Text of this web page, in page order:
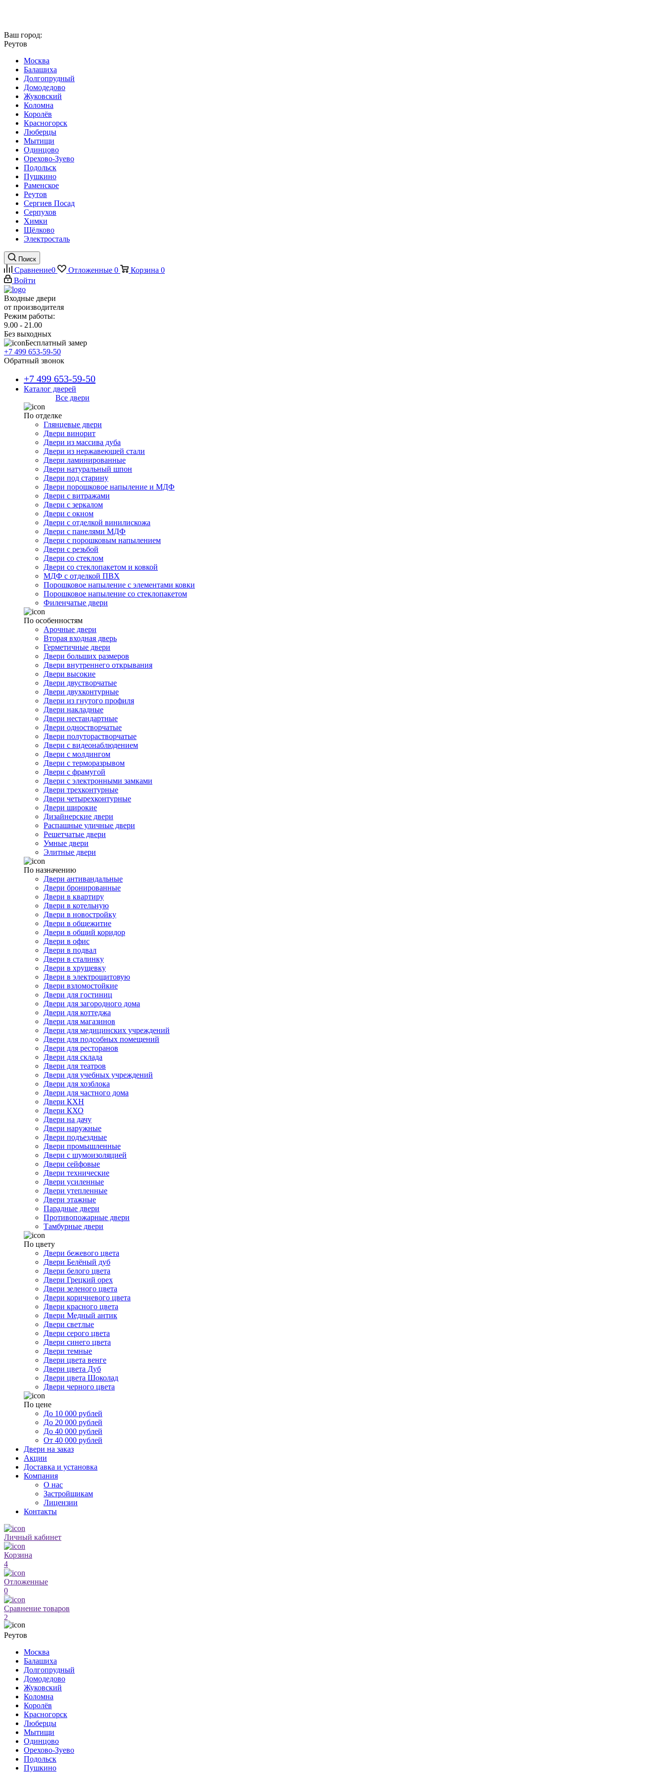
Ваш город:
Реутов
Москва
Балашиха
Долгопрудный
Домодедово
Жуковский
Коломна
Королёв
Красногорск
Люберцы
Мытищи
Одинцово
Орехово-Зуево
Подольск
Пушкино
Раменское
Реутов
Сергиев Посад
Серпухов
Химки
Щёлково
Электросталь
Поиск
Сравнение0 Отложенные 0 Корзина 0
Войти
Входные двери
от производителя
Режим работы:
9.00 - 21.00
Без выходных
Бесплатный замер
+7 499 653-59-50
Обратный звонок
+7 499 653-59-50
Каталог дверей
Все двери
По отделке
Глянцевые двери
Двери винорит
Двери из массива дуба
Двери из нержавеющей стали
Двери ламинированные
Двери натуральный шпон
Двери под старину
Двери порошковое напыление и МДФ
Двери с витражами
Двери с зеркалом
Двери с окном
Двери с отделкой винилискожа
Двери с панелями МДФ
Двери с порошковым напылением
Двери с резьбой
Двери со стеклом
Двери со стеклопакетом и ковкой
МДФ с отделкой ПВХ
Порошковое напыление с элементами ковки
Порошковое напыление со стеклопакетом
Филенчатые двери
По особенностям
Арочные двери
Вторая входная дверь
Герметичные двери
Двери больших размеров
Двери внутреннего открывания
Двери высокие
Двери двустворчатые
Двери двухконтурные
Двери из гнутого профиля
Двери накладные
Двери нестандартные
Двери одностворчатые
Двери полуторастворчатые
Двери с видеонаблюдением
Двери с молдингом
Двери с терморазрывом
Двери с фрамугой
Двери с электронными замками
Двери трехконтурные
Двери четырехконтурные
Двери широкие
Дизайнерские двери
Распашные уличные двери
Решетчатые двери
Умные двери
Элитные двери
По назначению
Двери антивандальные
Двери бронированные
Двери в квартиру
Двери в котельную
Двери в новостройку
Двери в общежитие
Двери в общий коридор
Двери в офис
Двери в подвал
Двери в сталинку
Двери в хрущевку
Двери в электрощитовую
Двери взломостойкие
Двери для гостиниц
Двери для загородного дома
Двери для коттеджа
Двери для магазинов
Двери для медицинских учреждений
Двери для подсобных помещений
Двери для ресторанов
Двери для склада
Двери для театров
Двери для учебных учреждений
Двери для хозблока
Двери для частного дома
Двери КХН
Двери КХО
Двери на дачу
Двери наружные
Двери подъездные
Двери промышленные
Двери с шумоизоляцией
Двери сейфовые
Двери технические
Двери усиленные
Двери утепленные
Двери этажные
Парадные двери
Противопожарные двери
Тамбурные двери
По цвету
Двери бежевого цвета
Двери Белёный дуб
Двери белого цвета
Двери Грецкий орех
Двери зеленого цвета
Двери коричневого цвета
Двери красного цвета
Двери Медный антик
Двери светлые
Двери серого цвета
Двери синего цвета
Двери темные
Двери цвета венге
Двери цвета Дуб
Двери цвета Шоколад
Двери черного цвета
По цене
До 10 000 рублей
До 20 000 рублей
До 40 000 рублей
От 40 000 рублей
Двери на заказ
Акции
Доставка и установка
Компания
О нас
Застройщикам
Лицензии
Контакты
Личный кабинет
Корзина
4
Отложенные
0
Сравнение товаров
2
Реутов
Москва
Балашиха
Долгопрудный
Домодедово
Жуковский
Коломна
Королёв
Красногорск
Люберцы
Мытищи
Одинцово
Орехово-Зуево
Подольск
Пушкино